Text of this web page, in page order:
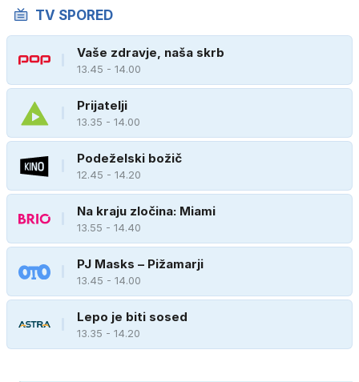
TV SPORED
Vaše zdravje, naša skrb
13.45 - 14.00
Prijatelji
13.35 - 14.00
Podeželski božič
12.45 - 14.20
Na kraju zločina: Miami
13.55 - 14.40
PJ Masks – Pižamarji
13.45 - 14.00
Lepo je biti sosed
13.35 - 14.20